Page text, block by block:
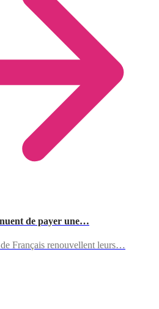
de payer une…
Français renouvellent leurs…